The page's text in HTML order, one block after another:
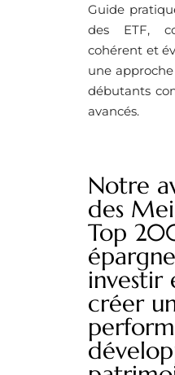
Guide
des ETF,
cohérent et
une
débutants
avancés.
Notre
des
Top
investir
créer